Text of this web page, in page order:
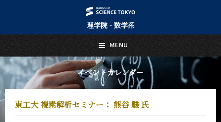
理学院 - 数学系
イベントカレンダー
東工大 複素解析セミナー： 熊谷 駿 氏
MENU
日本語 English
トップページ
Top Page
数学系について
About Us
教育
Education